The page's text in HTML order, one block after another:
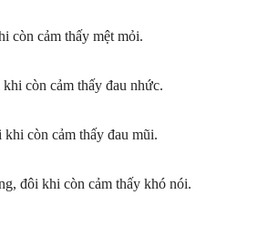
còn cảm thấy mệt mỏi.
còn cảm thấy đau nhức.
còn cảm thấy đau mũi.
đôi khi còn cảm thấy khó nói.